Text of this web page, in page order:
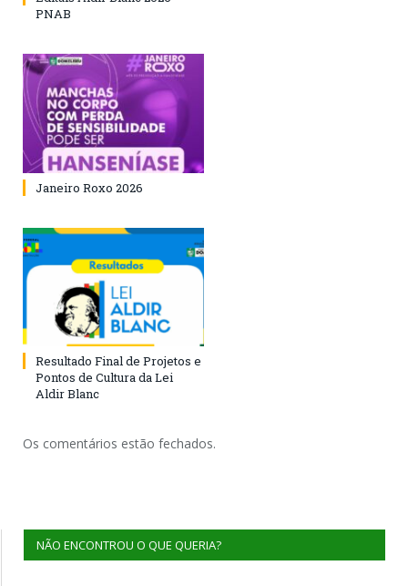
PNAB
Janeiro Roxo 2026
Resultado Final de Projetos e
Pontos de Cultura da Lei
Aldir Blanc
Os comentários estão fechados.
NÃO ENCONTROU O QUE QUERIA?